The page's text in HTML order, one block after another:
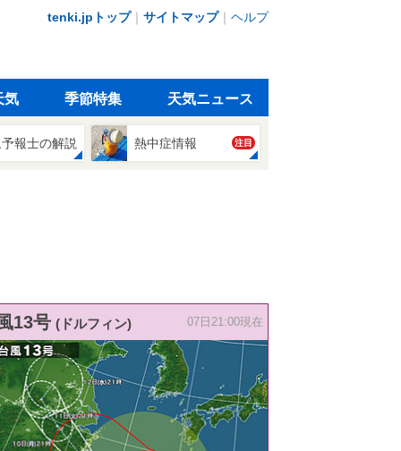
tenki.jpトップ｜ サイトマップ｜ ヘルプ
気 季節特集 天気ニュース
報士の解説 熱中症情報 注目
13号 (ドルフィン) 07日21:00現在